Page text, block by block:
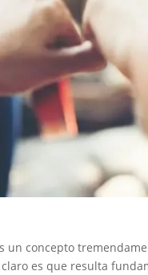
un concepto
es que resulta